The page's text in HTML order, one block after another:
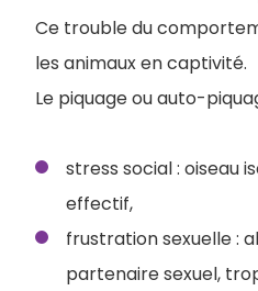
Ce trouble du
les animaux en captivité.
Le piquage ou auto-
stress social : oiseau
effectif,
frustration sexuelle :
partenaire sexuel,